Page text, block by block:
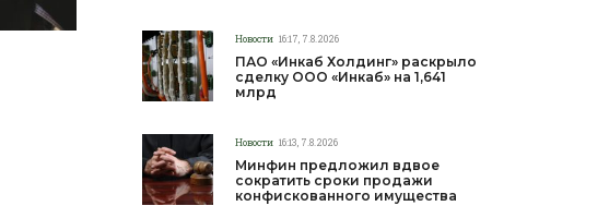
Новости 16:17, 7.8.2026
ПАО «Инкаб Холдинг» раскрыло
сделку ООО «Инкаб» на 1,641
млрд
Новости 16:13, 7.8.2026
Минфин предложил вдвое
сократить сроки продажи
конфискованного имущества